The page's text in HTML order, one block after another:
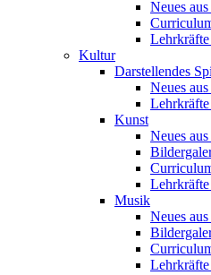
Neues
Kultur
Darstellendes
Neues
Kunst
Neues
Musik
Neues